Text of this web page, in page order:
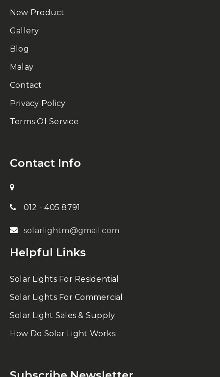
New Product
Gallery
Blog
Malay
Contact
Privacy Policy
Terms Of Service
Contact Info
012 - 405 8791
solarlightm@gmail.com
Helpful Links
Solar Lights For Residential
Solar Lights For Commercial
Solar Light Sales & Supply
How Do Solar Light Works